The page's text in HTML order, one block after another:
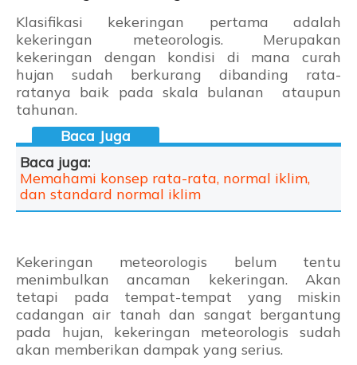
Klasifikasi kekeringan pertama adalah
kekeringan meteorologis. Merupakan
kekeringan dengan kondisi di mana curah
hujan sudah berkurang dibanding rata-
ratanya baik pada skala bulanan ataupun
tahunan.
Baca juga:
Memahami konsep rata-rata, normal iklim,
dan standard normal iklim
Kekeringan meteorologis belum tentu
menimbulkan ancaman kekeringan. Akan
tetapi pada tempat-tempat yang miskin
cadangan air tanah dan sangat bergantung
pada hujan, kekeringan meteorologis sudah
akan memberikan dampak yang serius.